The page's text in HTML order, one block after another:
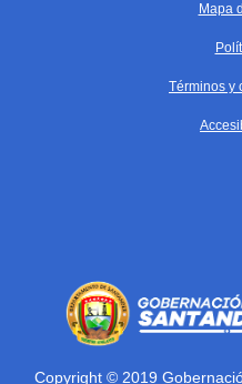
Mapa
Términos y
Copyright © 2019